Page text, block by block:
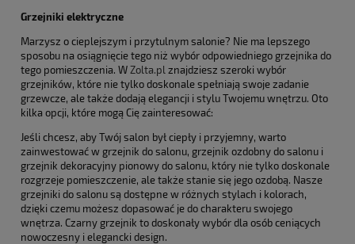
Grzejniki elektryczne
Marzysz o cieplejszym i przytulnym salonie? Nie ma lepszego
sposobu na osiągnięcie tego niż wybór odpowiedniego grzejnika do
tego pomieszczenia. WZolta.pl znajdziesz szeroki wybór
grzejników, które nie tylko doskonale spełniają swoje zadanie
grzewcze, ale także dodają elegancji i stylu Twojemu wnętrzu. Oto
kilka opcji, które mogą Cię zainteresować:
Jeśli chcesz, aby Twój salon był ciepły i przyjemny, warto
zainwestować w grzejnik do salonu, grzejnik ozdobny do salonu i
grzejnik dekoracyjny pionowy do salonu, który nie tylko doskonale
rozgrzeje pomieszczenie, ale także stanie się jego ozdobą. Nasze
grzejniki do salonu są dostępne w różnych stylach i kolorach,
dzięki czemu możesz dopasować je do charakteru swojego
wnętrza. Czarny grzejnik to doskonały wybór dla osób ceniących
nowoczesny i elegancki design.